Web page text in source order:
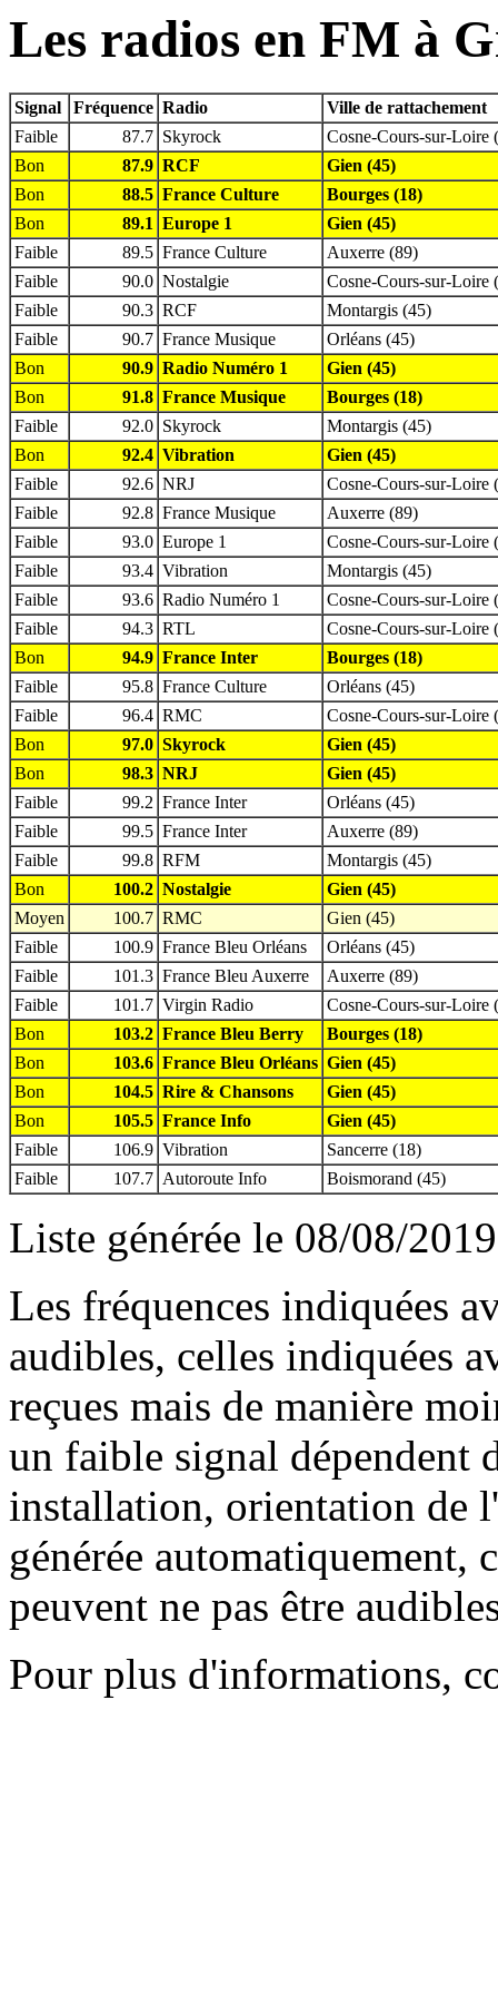
Les radios en FM à
Signal Fréquence Radio
Ville de rattachement
Faible
87.7 Skyrock
Cosne-Cours-sur-Loire
Bon
87.9 RCF
Gien (45)
Bon
88.5 France Culture
Bourges (18)
Bon
89.1 Europe 1
Gien (45)
Faible
89.5 France Culture
Auxerre (89)
Faible
90.0 Nostalgie
Cosne-Cours-sur-Loire
Faible
90.3 RCF
Montargis (45)
Faible
90.7 France Musique
Orléans (45)
Bon
90.9 Radio Numéro 1
Gien (45)
Bon
91.8 France Musique
Bourges (18)
Faible
92.0 Skyrock
Montargis (45)
Bon
92.4 Vibration
Gien (45)
Faible
92.6 NRJ
Cosne-Cours-sur-Loire
Faible
92.8 France Musique
Auxerre (89)
Faible
93.0 Europe 1
Cosne-Cours-sur-Loire
Faible
93.4 Vibration
Montargis (45)
Faible
93.6 Radio Numéro 1
Cosne-Cours-sur-Loire
Faible
94.3 RTL
Cosne-Cours-sur-Loire
Bon
94.9 France Inter
Bourges (18)
Faible
95.8 France Culture
Orléans (45)
Faible
96.4 RMC
Cosne-Cours-sur-Loire
Bon
97.0 Skyrock
Gien (45)
Bon
98.3 NRJ
Gien (45)
Faible
99.2 France Inter
Orléans (45)
Faible
99.5 France Inter
Auxerre (89)
Faible
99.8 RFM
Montargis (45)
Bon
100.2 Nostalgie
Gien (45)
Moyen
100.7 RMC
Gien (45)
Faible
100.9 France Bleu Orléans
Orléans (45)
Faible
101.3 France Bleu Auxerre
Auxerre (89)
Faible
101.7 Virgin Radio
Cosne-Cours-sur-Loire
Bon
103.2 France Bleu Berry
Bourges (18)
Bon
103.6 France Bleu Orléans Gien (45)
Bon
104.5 Rire & Chansons
Gien (45)
Bon
105.5 France Info
Gien (45)
Faible
106.9 Vibration
Sancerre (18)
Faible
107.7 Autoroute Info Boismorand (45)
Liste générée le 08/08/
Les fréquences indiquées
audibles, celles indiquées
reçues mais de manière
un faible signal dépendent
installation, orientation de
générée automatiquement,
peuvent ne pas être
Pour plus d'informations,